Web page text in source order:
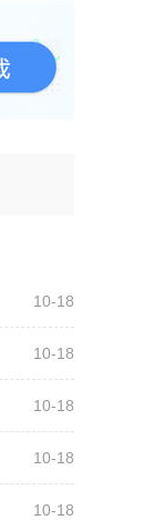
10-18
10-18
10-18
10-18
10-18